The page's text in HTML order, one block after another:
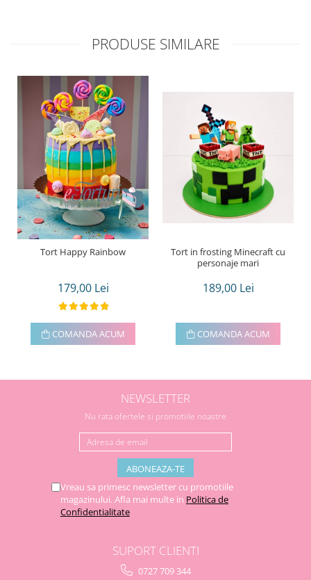
PRODUSE SIMILARE
Tort Happy Rainbow
179,00 Lei
COMANDA ACUM
Tort in frosting Minecraft cu
personaje mari
189,00 Lei
COMANDA ACUM
NEWSLETTER
Nu rata ofertele si promotiile noastre
Vreau sa primesc newsletter cu promotiile
magazinului. Afla mai multe in Politica de
Confidentialitate
SUPORT CLIENTI
0727 709 344